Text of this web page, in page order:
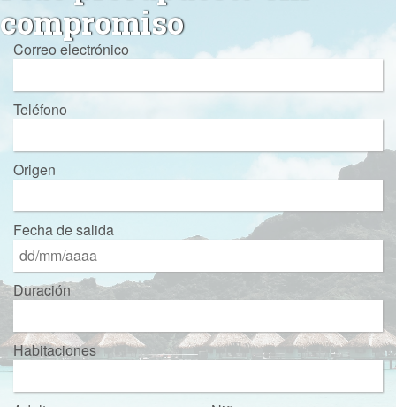
compromiso
Correo electrónico
Teléfono
Origen
Fecha de salida
Duración
Habitaciones